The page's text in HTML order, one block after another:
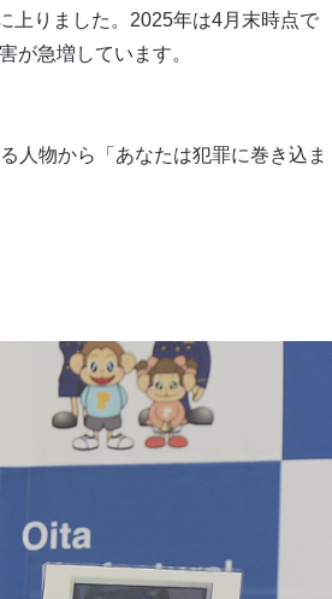
上りました。2025年は4月末時点で
が急増しています。
人物から「あなたは犯罪に巻き込ま